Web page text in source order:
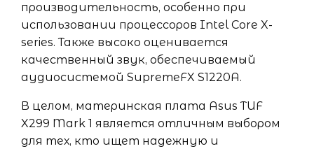
производительность, особенно при
использовании процессоров Intel Core X-
series. Также высоко оценивается
качественный звук, обеспечиваемый
аудиосистемой SupremeFX S1220A.
В целом, материнская плата Asus TUF
X299 Mark 1 является отличным выбором
для тех, кто ищет надежную и